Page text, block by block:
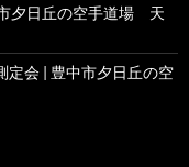
夕日丘の空手道場 天
定会 | 豊中市夕日丘の空